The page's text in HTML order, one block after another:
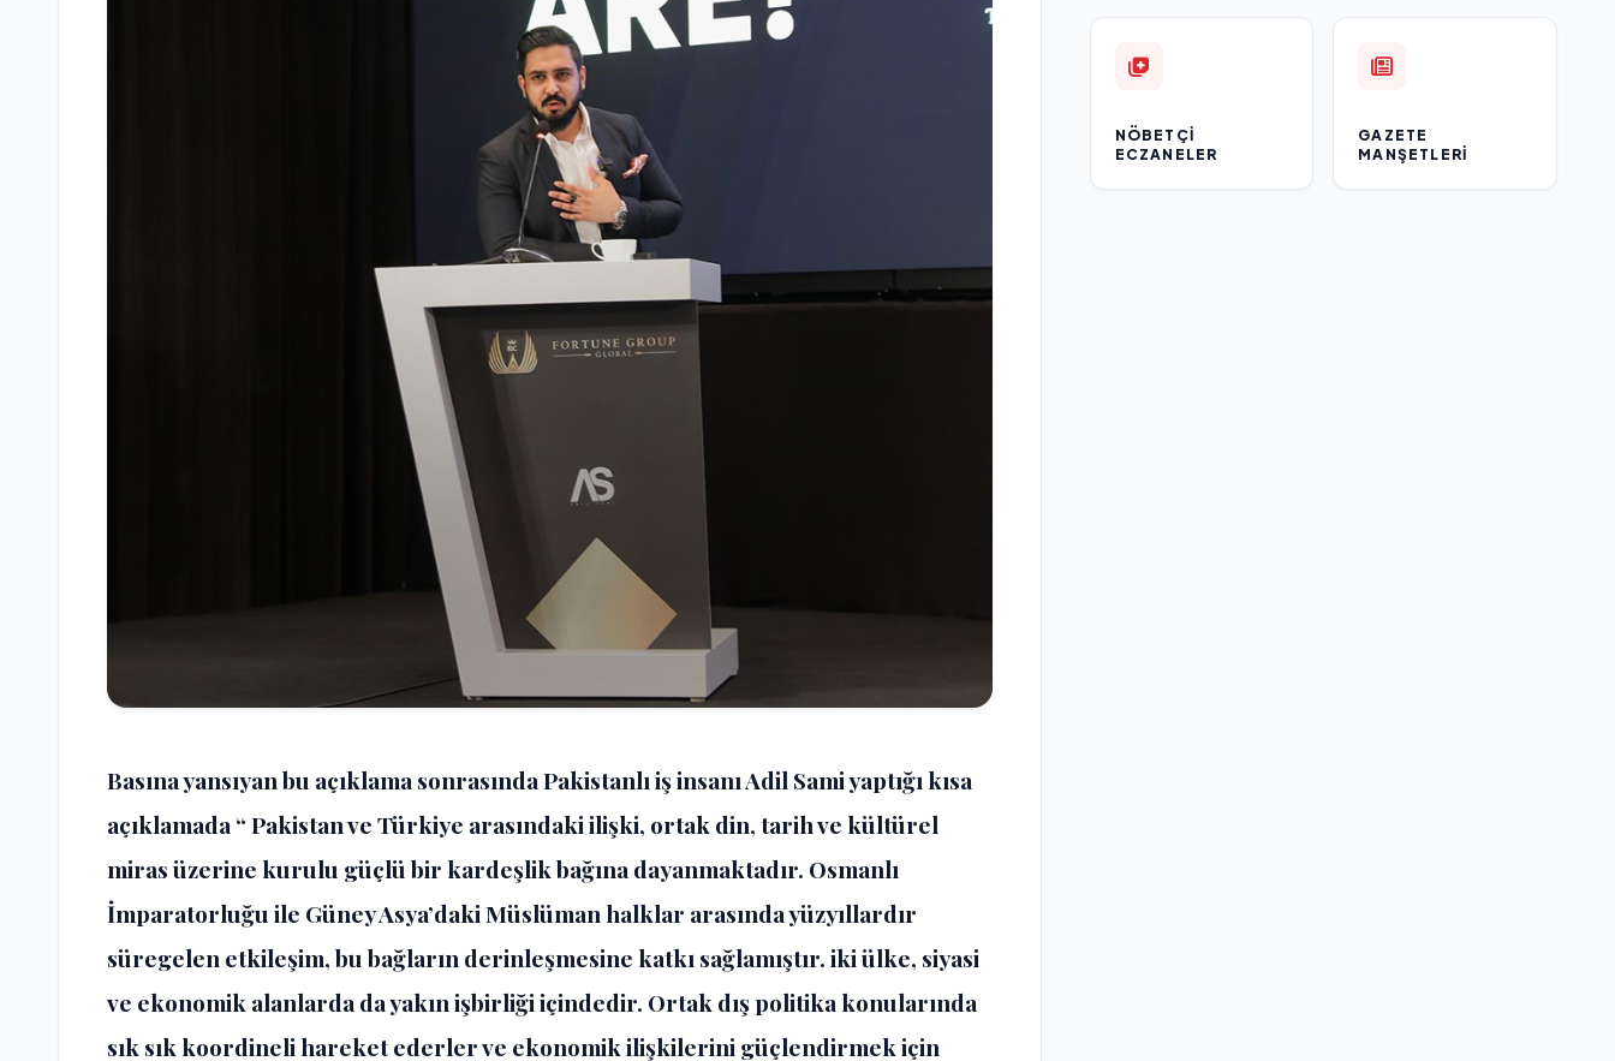
Basına yansıyan bu açıklama sonrasında Pakistanlı iş insanı Adil Sami yaptığı kısa
açıklamada “ Pakistan ve Türkiye arasındaki ilişki, ortak din, tarih ve kültürel
miras üzerine kurulu güçlü bir kardeşlik bağına dayanmaktadır. Osmanlı
İmparatorluğu ile Güney Asya’daki Müslüman halklar arasında yüzyıllardır
süregelen etkileşim, bu bağların derinleşmesine katkı sağlamıştır. iki ülke, siyasi
ve ekonomik alanlarda da yakın işbirliği içindedir. Ortak dış politika konularında
sık sık koordineli hareket ederler ve ekonomik ilişkilerini güçlendirmek için
NÖBETÇI
ECZANELER
GAZETE
MANŞETLERI